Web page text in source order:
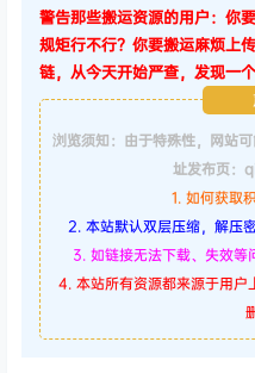
警告那些搬运资源的用户：你
规矩行不行？你要搬运麻烦上
链，从今天开始严查，发现一个
浏览须知：由于特殊性，网站
址发布页
1. 如何获取
2. 本站默认双层压缩，解
3. 如链接无法下载、失效等
4. 本站所有资源都来源于用户